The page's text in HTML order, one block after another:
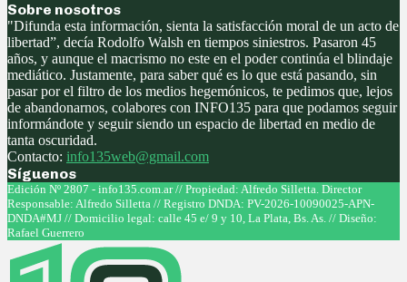
Sobre nosotros
"Difunda esta información, sienta la satisfacción moral de un acto de
libertad”, decía Rodolfo Walsh en tiempos siniestros. Pasaron 45
años, y aunque el macrismo no este en el poder continúa el blindaje
mediático. Justamente, para saber qué es lo que está pasando, sin
pasar por el filtro de los medios hegemónicos, te pedimos que, lejos
de abandonarnos, colabores con INFO135 para que podamos seguir
informándote y seguir siendo un espacio de libertad en medio de
tanta oscuridad.
Contacto: info135web@gmail.com
Síguenos
Facebook
Twitter
Instagram
Youtube
Edición Nº 2807 - info135.com.ar // Propiedad: Alfredo Silletta. Director
Responsable: Alfredo Silletta // Registro DNDA: PV-2026-10090025-APN-
DNDA#MJ // Domicilio legal: calle 45 e/ 9 y 10, La Plata, Bs. As. // Diseño:
Rafael Guerrero